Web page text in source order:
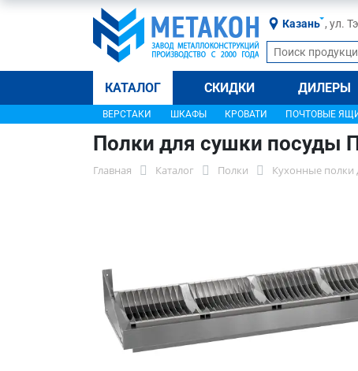
Казань , ул.
КАТАЛОГ СКИДКИ ДИЛЕРЫ
ВЕРСТАКИ ШКАФЫ КРОВАТИ ПОЧТОВЫЕ
Полки для сушки посуды
Главная Каталог Полки Кухонные полки